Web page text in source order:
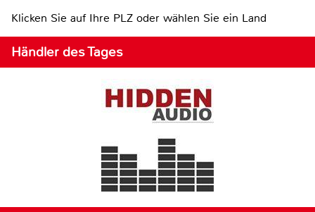
Klicken Sie auf Ihre PLZ oder wählen Sie ein Land
Händler des Tages